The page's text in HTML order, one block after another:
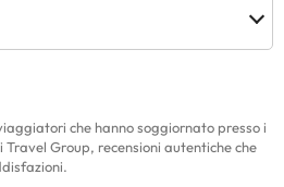
che hanno soggiornato presso i
Group, recensioni autentiche che